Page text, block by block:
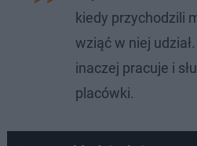
kiedy przychodzili
wziąć w niej
inaczej pracuje i
placówki.